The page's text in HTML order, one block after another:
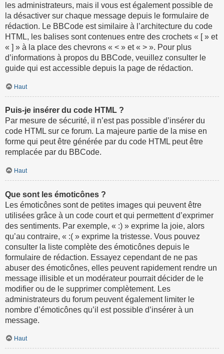
les administrateurs, mais il vous est également possible de
la désactiver sur chaque message depuis le formulaire de
rédaction. Le BBCode est similaire à l’architecture du code
HTML, les balises sont contenues entre des crochets « [ » et
« ] » à la place des chevrons « < » et « > ». Pour plus
d’informations à propos du BBCode, veuillez consulter le
guide qui est accessible depuis la page de rédaction.
Haut
Puis-je insérer du code HTML ?
Par mesure de sécurité, il n’est pas possible d’insérer du
code HTML sur ce forum. La majeure partie de la mise en
forme qui peut être générée par du code HTML peut être
remplacée par du BBCode.
Haut
Que sont les émoticônes ?
Les émoticônes sont de petites images qui peuvent être
utilisées grâce à un code court et qui permettent d’exprimer
des sentiments. Par exemple, « :) » exprime la joie, alors
qu’au contraire, « :( » exprime la tristesse. Vous pouvez
consulter la liste complète des émoticônes depuis le
formulaire de rédaction. Essayez cependant de ne pas
abuser des émoticônes, elles peuvent rapidement rendre un
message illisible et un modérateur pourrait décider de le
modifier ou de le supprimer complètement. Les
administrateurs du forum peuvent également limiter le
nombre d’émoticônes qu’il est possible d’insérer à un
message.
Haut